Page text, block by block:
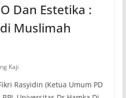
Dan Estetika :
Muslimah
Kaji
Rasyidin (Ketua Umum PD